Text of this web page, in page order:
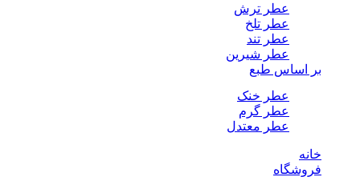
عطر ترش
عطر تلخ
عطر تند
عطر شیرین
بر اساس طبع
عطر خنک
عطر گرم
عطر معتدل
خانه
فروشگاه